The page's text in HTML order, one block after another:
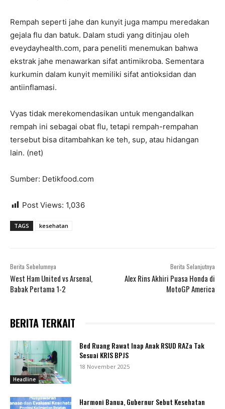
Rempah seperti jahe dan kunyit juga mampu meredakan
gejala flu dan batuk. Dalam studi yang ditinjau oleh
eveydayhealth.com, para peneliti menemukan bahwa
ekstrak jahe menawarkan sifat antimikroba. Sementara
kurkumin dalam kunyit memiliki sifat antioksidan dan
antiinflamasi.
Vyas tidak merekomendasikan untuk mengandalkan
rempah ini sebagai obat flu, tetapi rempah-rempahan
tersebut bisa ditambahkan ke teh, sup, atau hidangan
lain. (net)
Sumber: Detikfood.com
Post Views: 1,036
TAGS kesehatan
Berita Sebelumnya
West Ham United vs Arsenal,
Babak Pertama 1-2
Berita Selanjutnya
Alex Rins Akhiri Puasa Honda di
MotoGP America
BERITA TERKAIT
Headline
Bed Ruang Rawat Inap Anak RSUD RAZa Tak
Sesuai KRIS BPJS
18 November 2025
Harmoni Banua, Gubernur Sebut Kesehatan